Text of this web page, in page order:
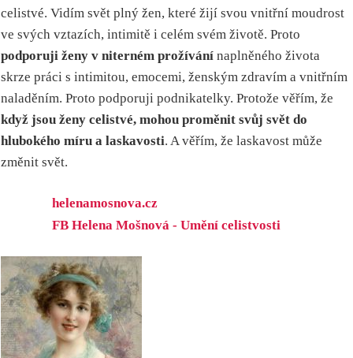
celistvé. Vidím svět plný žen, které žijí svou vnitřní moudrost
ve svých vztazích, intimitě i celém svém životě. Proto
podporuji ženy v niterném prožívání naplněného života
skrze práci s intimitou, emocemi, ženským zdravím a vnitřním
naladěním. Proto podporuji podnikatelky. Protože věřím, že
když jsou ženy celistvé, mohou proměnit svůj svět do
hlubokého míru a laskavosti. A věřím, že laskavost může
změnit svět.
helenamosnova.cz
FB Helena Mošnová - Umění celistvosti